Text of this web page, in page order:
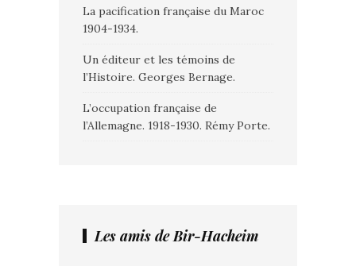
La pacification française du Maroc
1904-1934.
Un éditeur et les témoins de
l’Histoire. Georges Bernage.
L’occupation française de
l’Allemagne. 1918-1930. Rémy Porte.
Les amis de Bir-Hacheim